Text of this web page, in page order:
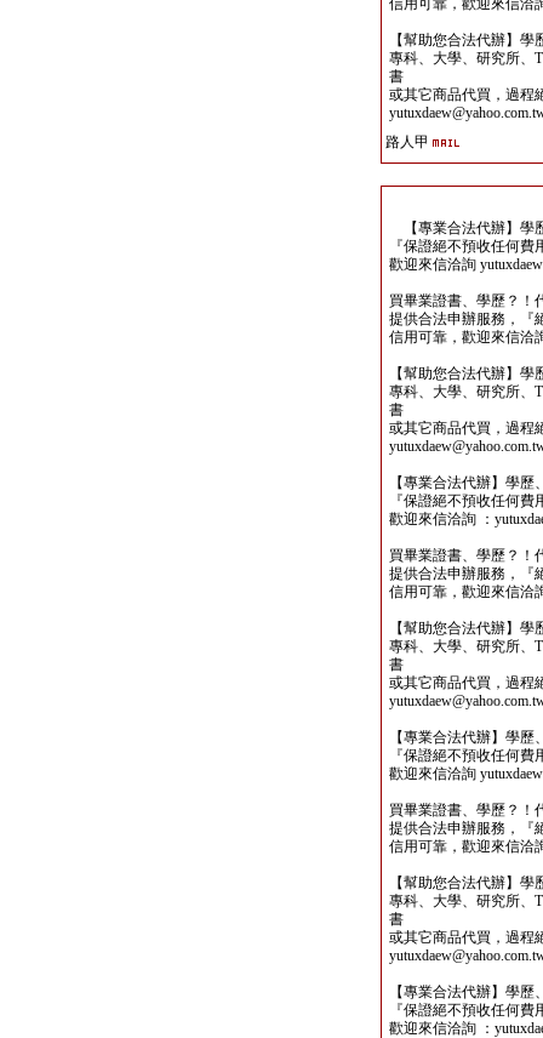
信用可靠，歡迎來信洽
【幫助您合法代辦】
專科、大學、研究所、
書
或其它商品代買，過程
路人甲
【專業合法代辦】學
『保證絕不預收任何
歡迎來信洽詢
買畢業證書、學歷？！
提供合法申辦服務，『
信用可靠，歡迎來信洽
【幫助您合法代辦】
專科、大學、研究所、
書
或其它商品代買，過程
【專業合法代辦】學
『保證絕不預收任何
歡迎來信洽詢 ：
買畢業證書、學歷？！
提供合法申辦服務，『
信用可靠，歡迎來信洽
【幫助您合法代辦】
專科、大學、研究所、
書
或其它商品代買，過程
【專業合法代辦】學
『保證絕不預收任何
歡迎來信洽詢
買畢業證書、學歷？！
提供合法申辦服務，『
信用可靠，歡迎來信洽
【幫助您合法代辦】
專科、大學、研究所、
書
或其它商品代買，過程
【專業合法代辦】學
『保證絕不預收任何
歡迎來信洽詢 ：